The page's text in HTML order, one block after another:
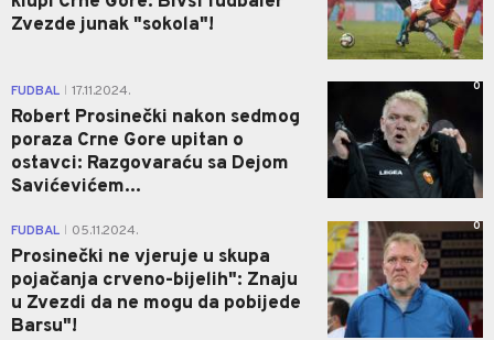
Zvezde junak "sokola"!
FUDBAL 17.11.2024.
Robert Prosinečki nakon sedmog
poraza Crne Gore upitan o
ostavci: Razgovaraću sa Dejom
Savićevićem...
0
FUDBAL 05.11.2024.
Prosinečki ne vjeruje u skupa
pojačanja crveno-bijelih": Znaju
u Zvezdi da ne mogu da pobijede
Barsu"!
0